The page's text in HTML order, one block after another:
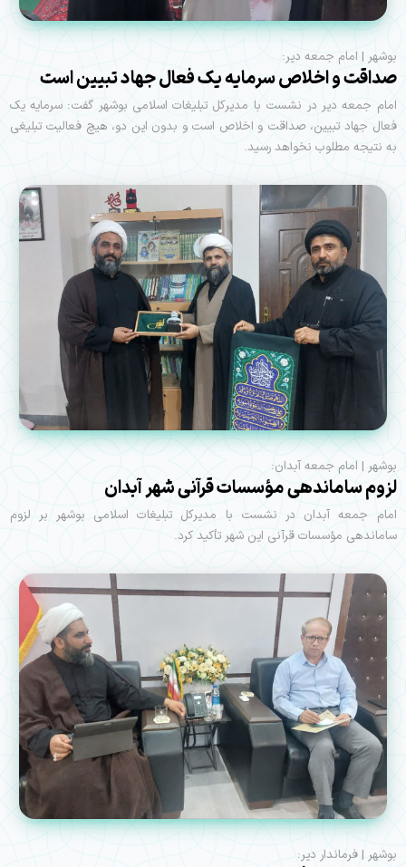
بوشهر | امام جمعه دیر:
صداقت و اخلاص سرمایه یک فعال جهاد تبیین است
امام جمعه دیر در نشست با مدیرکل تبلیغات اسلامی بوشهر گفت: سرمایه یک
فعال جهاد تبیین، صداقت و اخلاص است و بدون این دو، هیچ فعالیت تبلیغی
به نتیجه مطلوب نخواهد رسید.
بوشهر | امام جمعه آبدان:
لزوم ساماندهی مؤسسات قرآنی شهر آبدان
امام جمعه آبدان در نشست با مدیرکل تبلیغات اسلامی بوشهر بر لزوم
ساماندهی مؤسسات قرآنی این شهر تأکید کرد.
بوشهر | فرماندار دیر: